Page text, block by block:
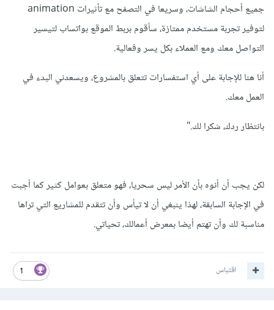
2- CSS
3- JS
سيكون الموقع
1- متجاوب مع جميع احجام الشاشات
2- سريع جدا في التصفح وسلس ايضا في الإستخدام لأنني
3- سأربط الموقع بواتس اب ليكلمك العملاء
انا هنا في انتظارك للرد علي اي استفسار لديك أستاذ احمد."
فهل العرض جيد ام لا وما كنت ستكتبه
جميع أحجام الشاشات، وسريعا في التصفح مع تأثيرات animation
لتوفير تجربة مستخدم ممتازة، سأقوم بربط الموقع بواتساب لتيسير
التواصل معك ومع العملاء بكل يسر وفعالية.
أنا هنا للإجابة على أي استفسارات تتعلق بالمشروع، ويسعدني البدء في
العمل معك.
بانتظار ردك، شكرا لك."
لكن يجب أن أنوه بأن الأمر ليس سحريا، فهو متعلق بعوامل كثير كما أجبت
في الإجابة السابقة، لهذا ينبغي أن لا تيأس وأن تتقدم للمشاريع التي تراها
مناسبة لك وأن تهتم أيضا بمعرض أعمالك، تحياتي.
1 اقتباس